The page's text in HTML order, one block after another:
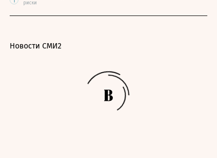
риски
Новости СМИ2